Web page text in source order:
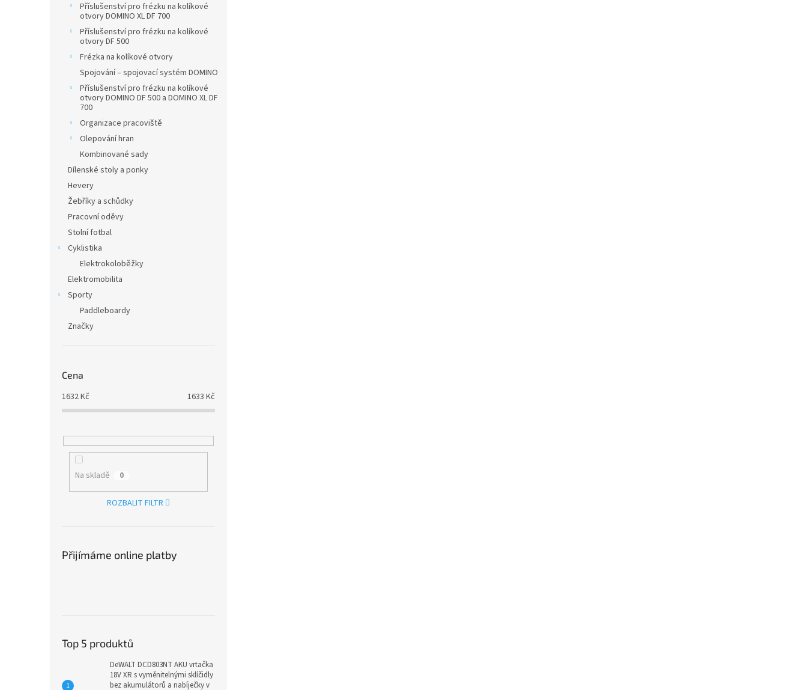
Příslušenství pro frézku na kolíkové
otvory DOMINO XL DF 700
Příslušenství pro frézku na kolíkové
otvory DF 500
Frézka na kolíkové otvory
Spojování – spojovací systém DOMINO
Příslušenství pro frézku na kolíkové
otvory DOMINO DF 500 a DOMINO XL DF
700
Organizace pracoviště
Olepování hran
Kombinované sady
Dílenské stoly a ponky
Hevery
Žebříky a schůdky
Pracovní oděvy
Stolní fotbal
Cyklistika
Elektrokoloběžky
Elektromobilita
Sporty
Paddleboardy
Značky
Cena
1632Kč 1633 Kč
Na skladě 0
ROZBALIT FILTR
Přijímáme online platby
Top 5 produktů
DeWALT DCD803NT AKU vrtačka
18V XR s vyměnitelnými sklíčidly
bez akumulátorů a nabíječky v